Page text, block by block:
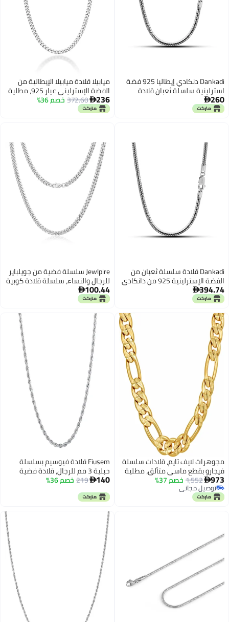
Dankadi دنكادي إيطاليا 925 فضة
استرلينية سلسلة ثعبان قلادة
260
ميابيلا قلادة ميابيلا الإيطالية من
الفضة الإسترليني عيار 925، مطلية
بالذهب عيار 18 قيراطًا، سلسلة 236
372.60خصم 36%
Dankadi قلادة سلسلة ثعبان من
الفضة الإسترلينية 925 من دانكادي
إيطاليا للرجال والنساء 3MM-4MM
للجنسين (3MM، 30 بوصة)
394.74
Jewlpire سلسلة فضية من جويلباير
للرجال والنساء، سلسلة قلادة كوبية
بوصة
100.44
مجوهرات لايف تايم، قلادات سلسلة
فيجارو بقطع ماسي متألق، مطلية
9.5 مم) (24 بوصة، 9.5 مم)
973
1,552خصم 37%
توصيل مجاني
توصيل مجاني
Fiusem قلادة فيوسيم بسلسلة
حبلية 3 مم للرجال، قلادة فضية
اللون للرجال، سلسلة من الفولاذ
بوصة، فولاذ مقاوم للصدأ، بدون
140
219 خصم 36%